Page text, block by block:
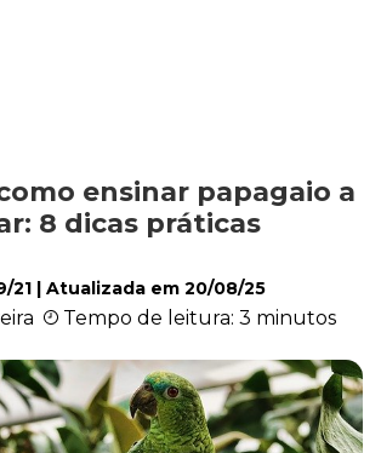
Exóticos e Silvestres
Mamíferos
Répteis
ensinar papagaio a
8 dicas práticas
21| Atualizada em 20/08/25
Tempo de leitura: 3 minutos